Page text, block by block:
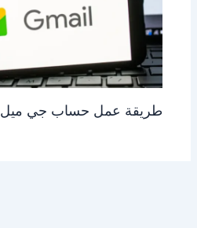
طريقة عمل حساب جي ميل